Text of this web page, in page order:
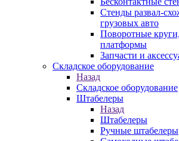
Стенды развал-
грузовых авто
Поворотные
платформы
Запчасти и
Складское оборудование
Назад
Складское оборудование
Штабелеры
Назад
Штабелеры
Ручные штабелеры